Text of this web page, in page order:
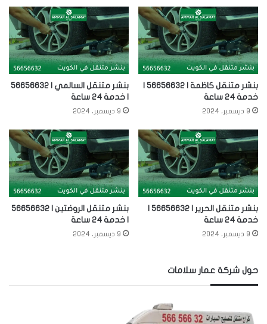
خدمة 24 ساعة
9 ديسمبر، 2024
بنشر متنقل السالمي | 56656632
| خدمة 24 ساعة
9 ديسمبر، 2024
خدمة 24 ساعة
9 ديسمبر، 2024
بنشر متنقل الروضتين | 56656632
| خدمة 24 ساعة
9 ديسمبر، 2024
حول شركة عمار سلامات